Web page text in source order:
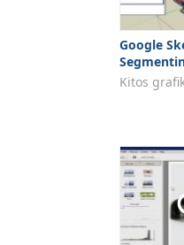
Google
Kitos